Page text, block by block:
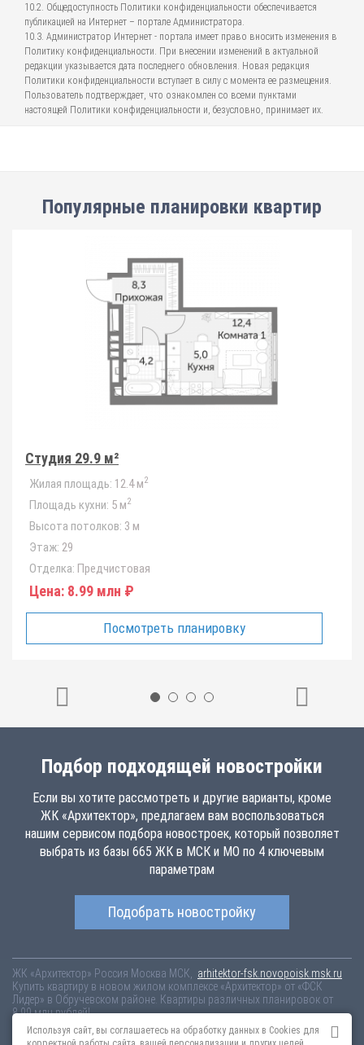
10.2. Общедоступность Политики конфиденциальности обеспечивается
публикацией на Интернет – портале Администратора.
10.3. Администратор Интернет - портала имеет право вносить изменения в
Политику конфиденциальности. При внесении изменений в актуальной
редакции указывается дата последнего обновления. Новая редакция
Политики конфиденциальности вступает в силу с момента ее размещения.
Пользователь подтверждает, что ознакомлен со всеми пунктами
настоящей Политики конфиденциальности и, безусловно, принимает их.
Популярные планировки квартир
Студия 29.9 м²
Жилая площадь: 12.4 м2
Площадь кухни: 5 м2
Высота потолков: 3 м
Этаж: 29
Отделка: Предчистовая
Цена: 8.99 млн ₽
Посмотреть планировку
Подбор подходящей новостройки
Если вы хотите рассмотреть и другие варианты, кроме
ЖК «Архитектор», предлагаем вам воспользоваться
нашим сервисом подбора новостроек, который позволяет
выбрать из базы 665 ЖК в МСК и МО по 4 ключевым
параметрам
Подобрать новостройку
ЖК «Архитектор» Россия Москва МСК,
arhitektor-fsk.novopoisk.msk.ru
Купить квартиру в новом жилом комплексе «Архитектор» от «ФСК
Лидер» в Обручевском районе. Квартиры различных планировок от
8.99 млн рублей!
Новостройки Санкт-ПетербургаНовостройки Москвы
Используя сайт, вы соглашаетесь на обработку данных в Cookies для